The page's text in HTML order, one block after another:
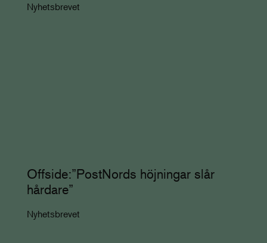
Nyhetsbrevet
Offside:”PostNords höjningar slår
hårdare”
Nyhetsbrevet